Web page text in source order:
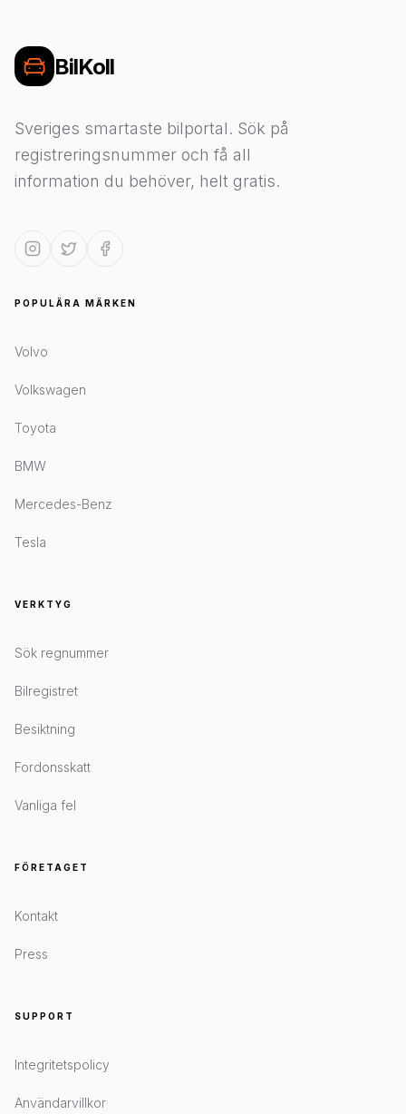
BilKoll
Sveriges smartaste bilportal. Sök på
registreringsnummer och få all
information du behöver, helt gratis.
POPULÄRA MÄRKEN
Volvo
Volkswagen
Toyota
BMW
Mercedes-Benz
Tesla
VERKTYG
Sök regnummer
Bilregistret
Besiktning
Fordonsskatt
Vanliga fel
FÖRETAGET
Kontakt
Press
SUPPORT
Integritetspolicy
Användarvillkor